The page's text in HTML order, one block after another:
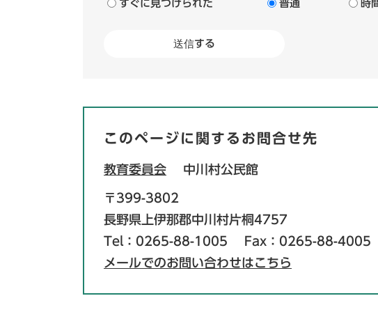
すぐに見つけられた 普通 時
このページに関するお問合せ先
教育委員会 中川村公民館
〒399-3802
長野県上伊那郡中川村片桐4757
Tel：0265-88-1005
Fax：0265-88-4005
メールでのお問い合わせはこちら